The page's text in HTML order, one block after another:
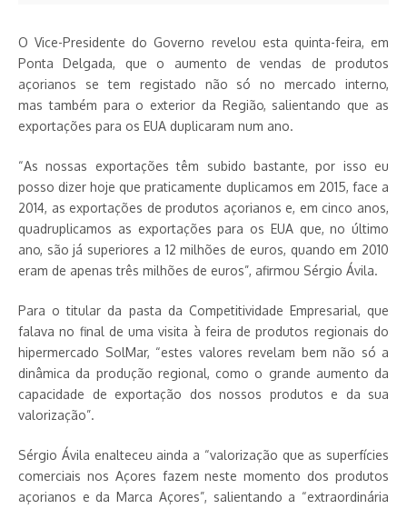
O Vice-Presidente do Governo revelou esta quinta-feira, em
Ponta Delgada, que o aumento de vendas de produtos
açorianos se tem registado não só no mercado interno,
mas também para o exterior da Região, salientando que as
exportações para os EUA duplicaram num ano.
“As nossas exportações têm subido bastante, por isso eu
posso dizer hoje que praticamente duplicamos em 2015, face a
2014, as exportações de produtos açorianos e, em cinco anos,
quadruplicamos as exportações para os EUA que, no último
ano, são já superiores a 12 milhões de euros, quando em 2010
eram de apenas três milhões de euros”, afirmou Sérgio Ávila.
Para o titular da pasta da Competitividade Empresarial, que
falava no final de uma visita à feira de produtos regionais do
hipermercado SolMar, “estes valores revelam bem não só a
dinâmica da produção regional, como o grande aumento da
capacidade de exportação dos nossos produtos e da sua
valorização”.
Sérgio Ávila enalteceu ainda a “valorização que as superfícies
comerciais nos Açores fazem neste momento dos produtos
açorianos e da Marca Açores”, salientando a “extraordinária